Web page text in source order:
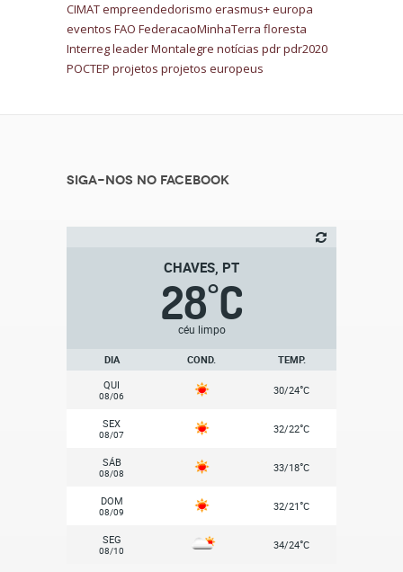
CIMATempreendedorismo erasmus+europa
eventos FAO FederacaoMinhaTerra floresta
InterregleaderMontalegre notícias pdrpdr2020
POCTEP projetos projetos europeus
Siga-nos no Facebook
CHAVES, PT
28°C
céu limpo
DIA COND.
TEMP.
QUI
08/06 30/24°C
SEX
08/07 32/22°C
SÁB
08/08 33/18°C
DOM
08/09 32/21°C
SEG
08/10 34/24°C